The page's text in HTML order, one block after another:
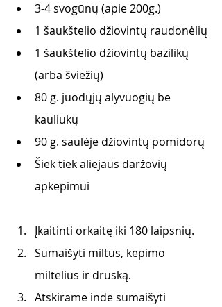
3-4 svogūnų (apie 200g.)
1 šaukštelio džiovintų raudonėlių
1 šaukštelio džiovintų bazilikų
(arba šviežių)
80 g. juodųjų alyvuogių be
kauliukų
90 g. saulėje džiovintų pomidorų
Šiek tiek aliejaus daržovių
apkepimui
Įkaitinti orkaitę iki 180 laipsnių.
Sumaišyti miltus, kepimo
miltelius ir druską.
Atskirame inde sumaišyti